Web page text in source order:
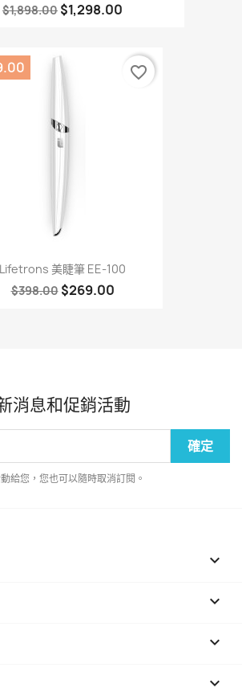
$1,898.00 $1,298.00
Lifetrons 美睫筆 EE-100
$398.00 $269.00
favorite_border
消息和促銷活動
給您，您也可以隨時取消訂閱。



keyboard_arrow_down